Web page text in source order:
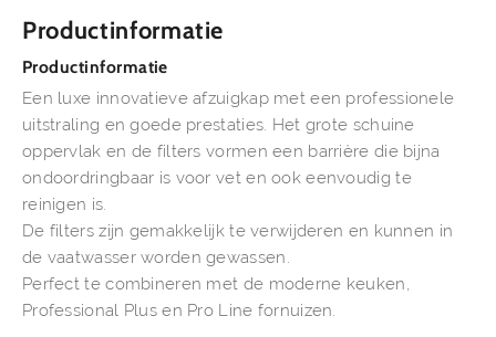
Productinformatie
Productinformatie
Een luxe innovatieve afzuigkap met een professionele
uitstraling en goede prestaties. Het grote schuine
oppervlak en de filters vormen een barrière die bijna
ondoordringbaar is voor vet en ook eenvoudig te
reinigen is.
De filters zijn gemakkelijk te verwijderen en kunnen in
de vaatwasser worden gewassen.
Perfect te combineren met de moderne keuken,
Professional Plus en Pro Line fornuizen.